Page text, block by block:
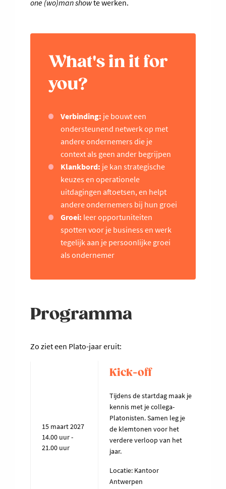
one (wo)man showte werken.
What's in it for
you?
Verbinding: je bouwt een
ondersteunend netwerk op met
andere ondernemers die je
context als geen ander begrijpen
Klankbord: je kan strategische
keuzes en operationele
uitdagingen aftoetsen, en helpt
andere ondernemers bij hun groei
Groei: leer opportuniteiten
spotten voor je business en werk
tegelijk aan je persoonlijke groei
als ondernemer
Programma
Zo ziet een Plato-jaar eruit:
15 maart 2027
14.00 uur -
21.00 uur
Kick-off
Tijdens de startdag maak je
kennis met je collega-
Platonisten. Samen leg je
de klemtonen voor het
verdere verloop van het
jaar.
Locatie: Kantoor
Antwerpen